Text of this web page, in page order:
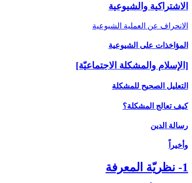
الاشتراكية والشيوعية
الانحراف عن العملية الشيوعية
المؤاخذات على الشيوعية
[الإسلام والمشكلة الاجتماعيّة]
التعليل الصحيح للمشكلة
كيف تعالج المشكلة؟
رسالة الدين
وأخيراً
1- نظريّة المعرفة